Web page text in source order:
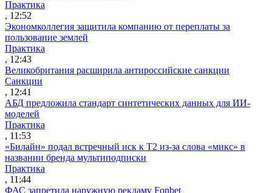
Практика
, 12:52
Экономколлегия защитила компанию от переплаты за
пользование землей
Практика
, 12:43
Великобритания расширила антироссийские санкции
Санкции
, 12:41
АБД предложила стандарт синтетических данных для ИИ-
моделей
Практика
, 11:53
«Билайн» подал встречный иск к Т2 из-за слова «микс» в
названии бренда мультиподписки
Практика
, 11:44
ФАС запретила наружную рекламу Fonbet